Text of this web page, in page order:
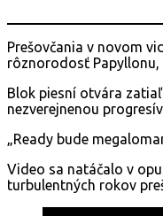
Prešovčania v novom
rôznorodosť
Blok piesní otvára
nezverejnenou
„Ready bude
Video sa natáčalo v
turbulentných rokov